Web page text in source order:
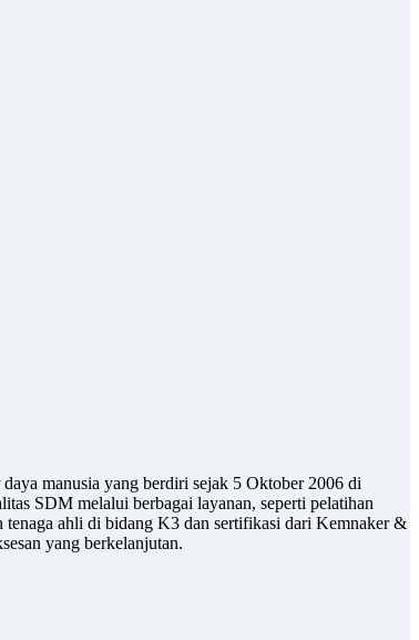
manusia yang berdiri sejak 5 Oktober 2006 di
SDM melalui berbagai layanan, seperti pelatihan
tenaga ahli di bidang K3 dan sertifikasi dari Kemnaker &
yang berkelanjutan.